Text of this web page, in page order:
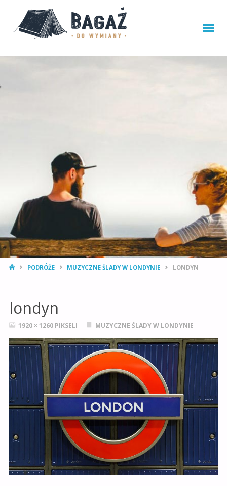
STRONA
PODRÓŻE MUZYCZNE ŚLADY W LONDYNIE LONDYN
londyn
PEŁNY
ROZMIAR
1920 × 1260 PIKSELI MUZYCZNE ŚLADY W LONDYNIE